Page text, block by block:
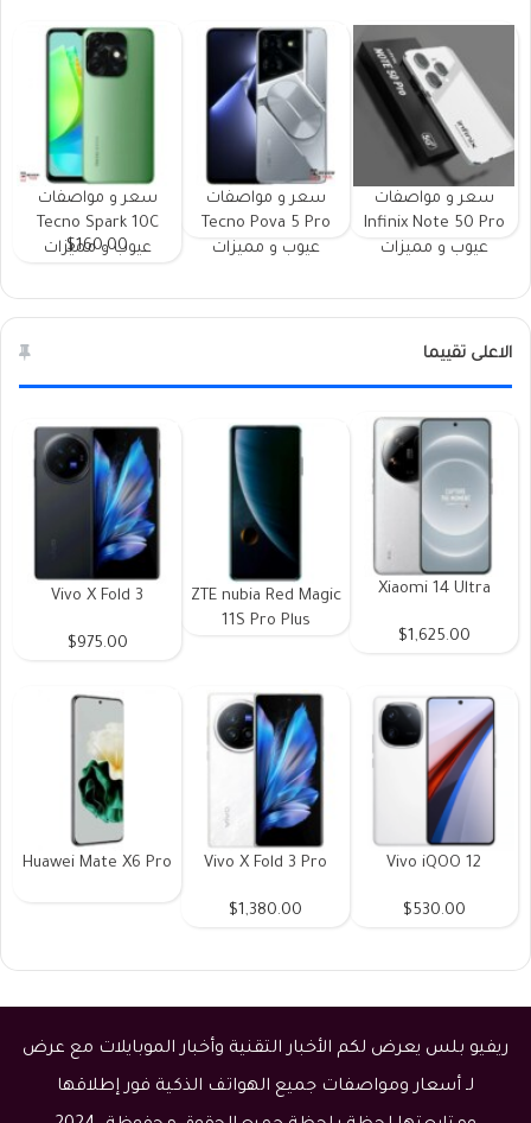
سعر و مواصفات
Infinix Note 50 Pro
عيوب و مميزات
سعر و مواصفات
Tecno Pova 5 Pro
عيوب و مميزات
سعر و مواصفات
Tecno Spark 10C
عيوب و مميزات
$160.00
الاعلى تقييما
Xiaomi 14 Ultra
$1,625.00
ZTE nubia Red Magic
11S Pro Plus
Vivo X Fold 3
$975.00
Vivo iQOO 12
$530.00
Vivo X Fold 3 Pro
$1,380.00
Huawei Mate X6 Pro
ريفيو بلس يعرض لكم الأخبار التقنية وأخبار الموبايلات مع عرض
لـ أسعار ومواصفات جميع الهواتف الذكية فور إطلاقها